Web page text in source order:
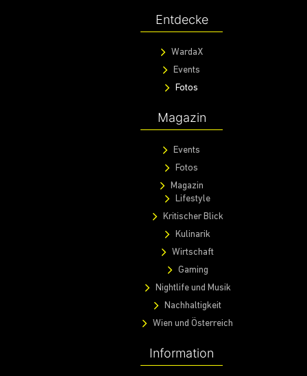
Entdecke
WardaX
Events
Fotos
Magazin
Events
Fotos
Magazin
Lifestyle
Kritischer Blick
Kulinarik
Wirtschaft
Gaming
Nightlife und Musik
Nachhaltigkeit
Wien und Österreich
Information